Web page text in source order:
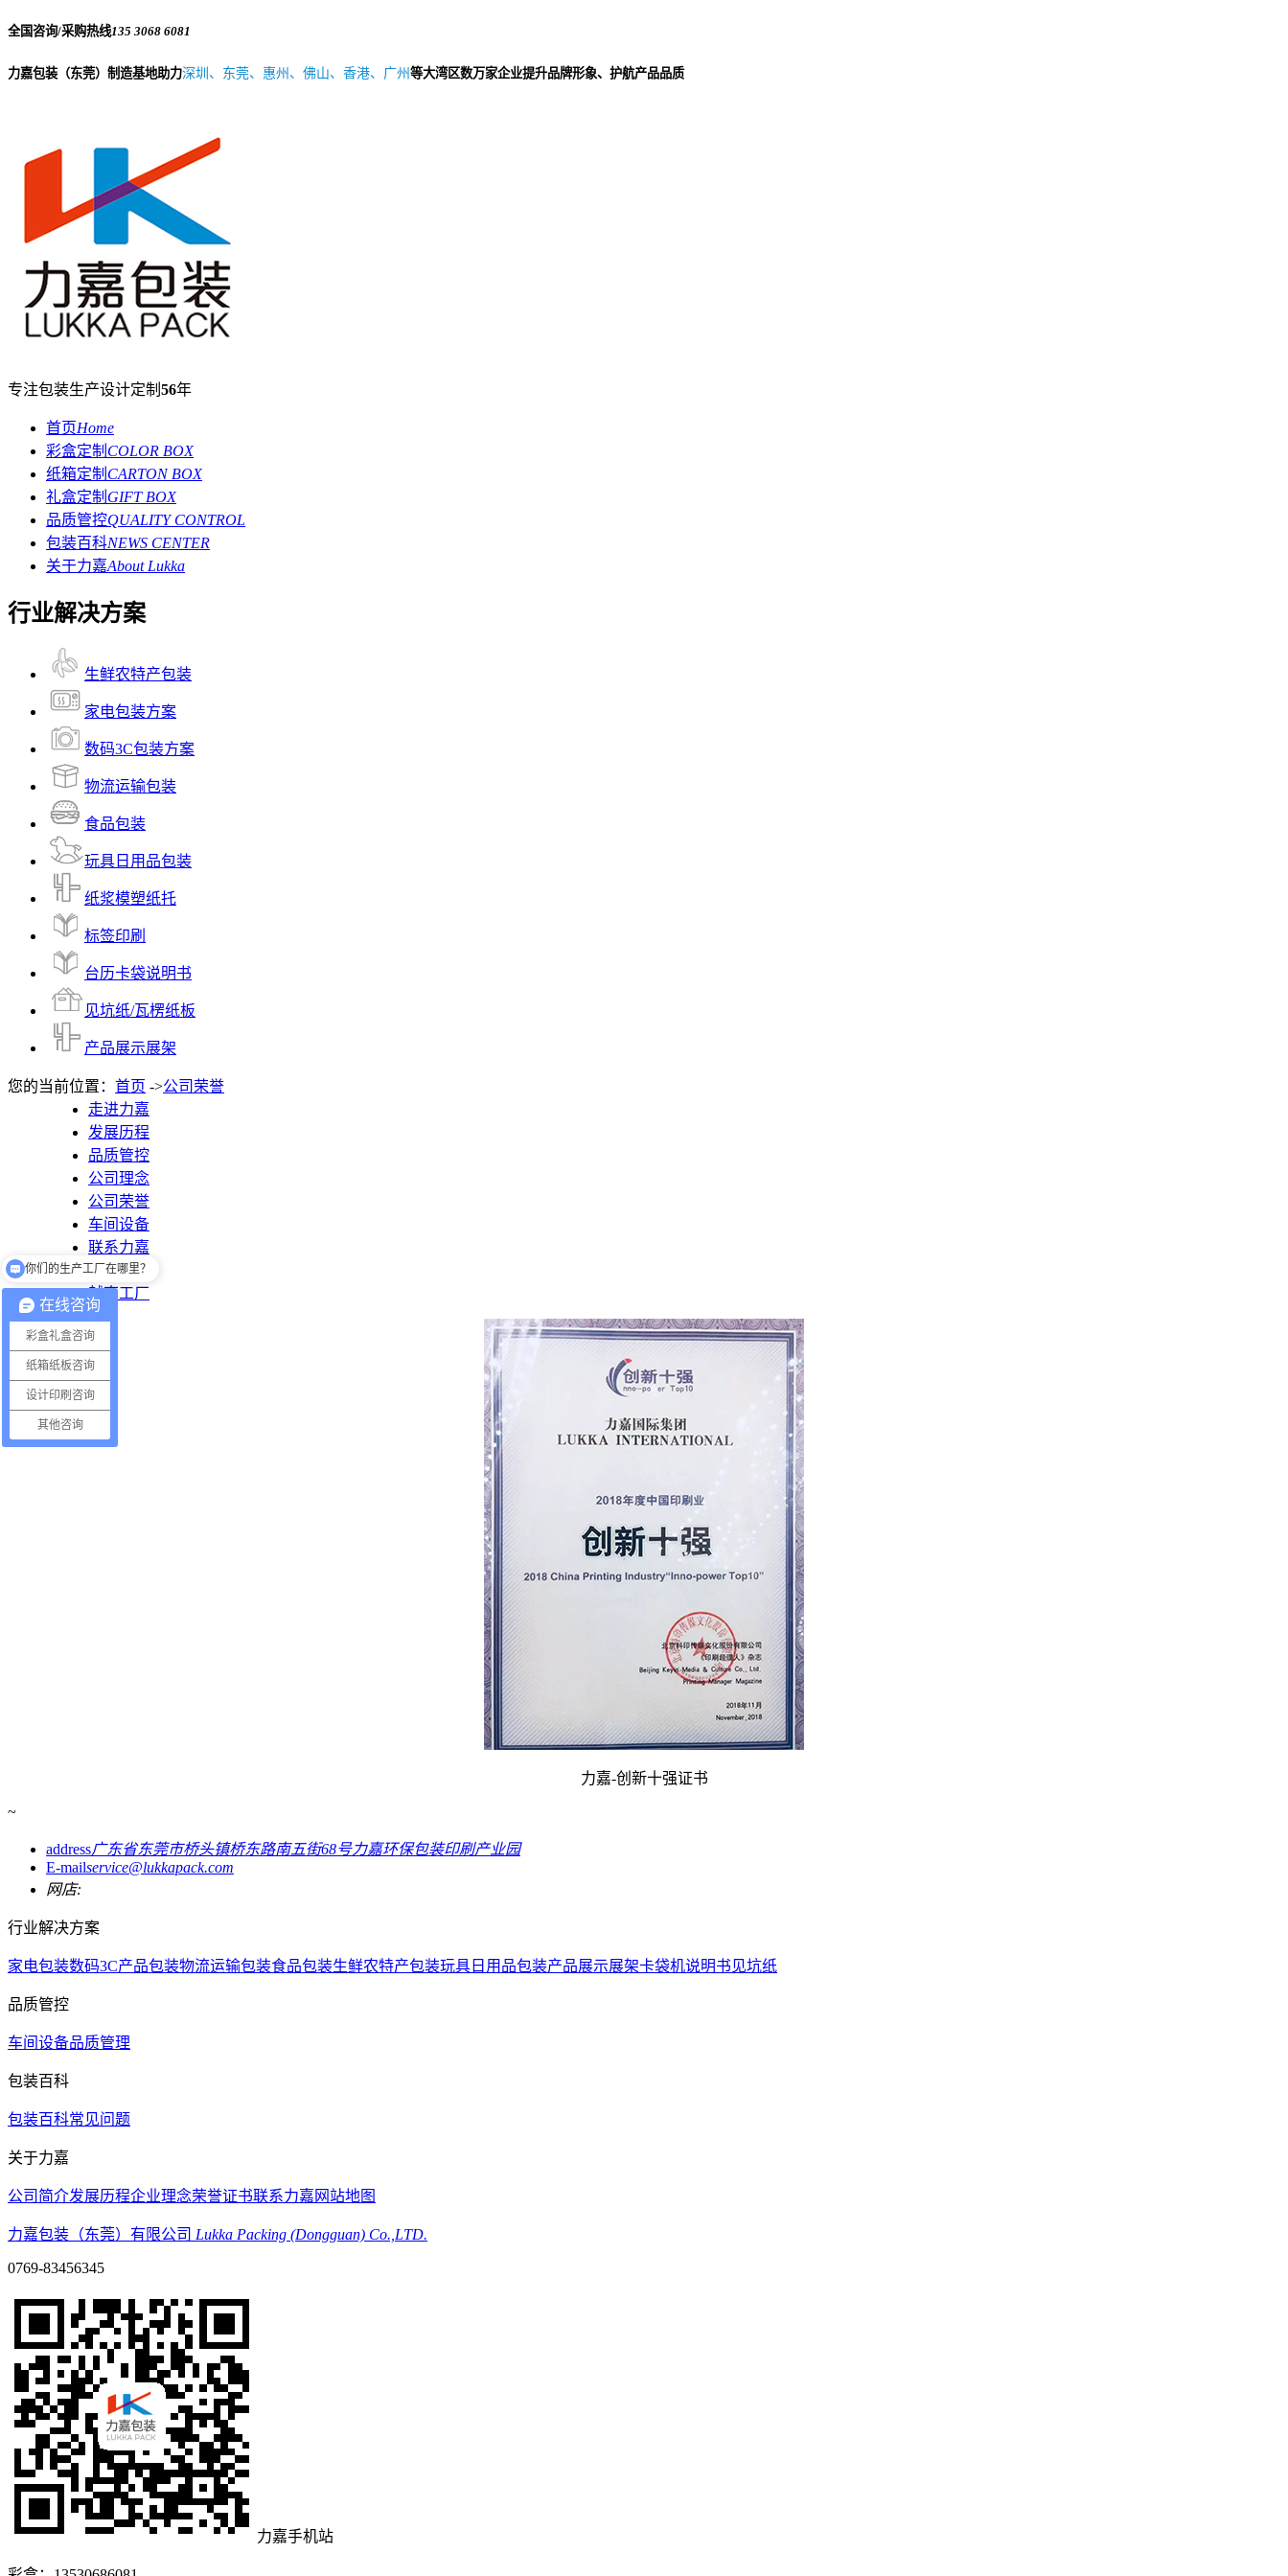
全国咨询/采购热线135 3068 6081
力嘉包装（东莞）制造基地助力深圳、东莞、惠州、佛山、香港、广州 等大湾区数万家企业提升品牌形象、护航产品品质
专注包装生产设计定制 56年
首页Home
彩盒定制 COLOR BOX
纸箱定制 CARTON BOX
礼盒定制 GIFT BOX
品质管控QUALITY CONTROL
包装百科NEWS CENTER
关于力嘉About Lukka
行业解决方案
生鲜农特产包装
家电包装方案
数码3C包装方案
物流运输包装
食品包装
玩具日用品包装
纸浆模塑纸托
标签印刷
台历卡袋说明书
见坑纸/瓦楞纸板
产品展示展架
您的当前位置： 首页 ->公司荣誉
走进力嘉
发展历程
品质管控
公司理念
公司荣誉
车间设备
联系力嘉
在线留言
越南工厂
力嘉-创新十强证书
~
address广东省东莞市桥头镇桥东路南五街68号力嘉环保包装印刷产业园
E-mailservice@lukkapack.com
网店:
行业解决方案
家电包装数码3C产品包装物流运输包装食品包装生鲜农特产包装玩具日用品包装产品展示展架卡袋机说明书见坑纸
品质管控
车间设备品质管理
包装百科
包装百科常见问题
关于力嘉
公司简介发展历程企业理念荣誉证书联系力嘉 网站地图
力嘉包装（东莞）有限公司 Lukka Packing (Dongguan) Co.,LTD.
0769-83456345
力嘉手机站
在线咨询
彩盒礼盒咨询
纸箱纸板咨询
设计印刷咨询
其他咨询
你们有提供设计吗？
你们的生产工厂在哪里？